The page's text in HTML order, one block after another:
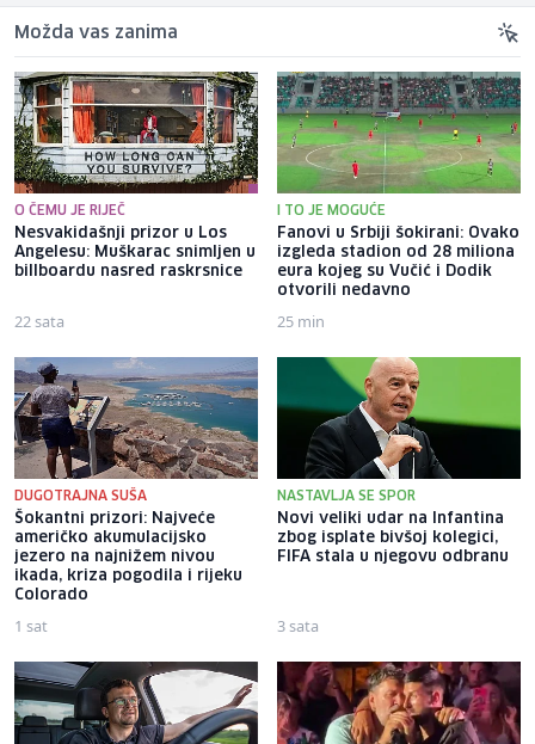
Možda vas zanima
O ČEMU JE RIJEČ
Nesvakidašnji prizor u Los
Angelesu: Muškarac snimljen u
billboardu nasred raskrsnice
22 sata
I TO JE MOGUĆE
Fanovi u Srbiji šokirani: Ovako
izgleda stadion od 28 miliona
eura kojeg su Vučić i Dodik
otvorili nedavno
25 min
DUGOTRAJNA SUŠA
Šokantni prizori: Najveće
američko akumulacijsko
jezero na najnižem nivou
ikada, kriza pogodila i rijeku
Colorado
1 sat
NASTAVLJA SE SPOR
Novi veliki udar na Infantina
zbog isplate bivšoj kolegici,
FIFA stala u njegovu odbranu
3 sata